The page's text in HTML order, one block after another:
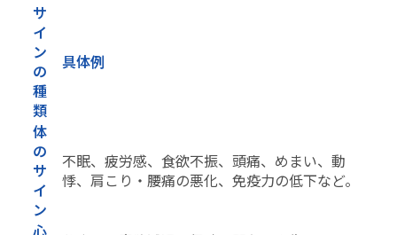
サ
イ
ン
の
種
類
具体例
体
の
サ
イ
ン
不眠、疲労感、食欲不振、頭痛、めまい、動
悸、肩こり・腰痛の悪化、免疫力の低下など。
心